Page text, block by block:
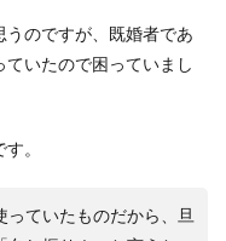
のですが、既婚者であ
いたので困っていまし
。
ていたものだから、旦